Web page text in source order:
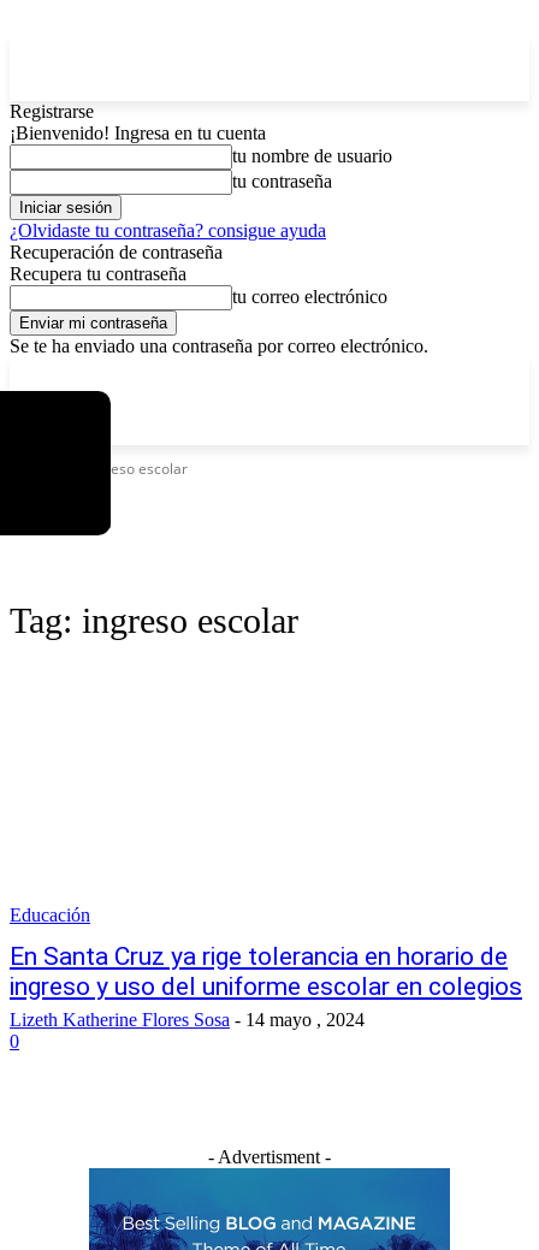
Registrarse
¡Bienvenido! Ingresa en tu cuenta
tu nombre de usuario
tu contraseña
¿Olvidaste tu contraseña? consigue ayuda
Recuperación de contraseña
Recupera tu contraseña
tu correo electrónico
Se te ha enviado una contraseña por correo electrónico.
Ingreso escolar
Tag: ingreso escolar
Educación
En Santa Cruz ya rige tolerancia en horario de
ingreso y uso del uniforme escolar en colegios
Lizeth Katherine Flores Sosa - 14 mayo , 2024
0
- Advertisment -